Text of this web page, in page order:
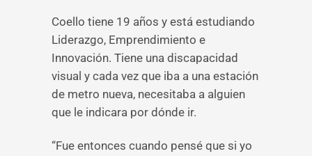
Coello tiene 19 años y está estudiando
Liderazgo, Emprendimiento e
Innovación. Tiene una discapacidad
visual y cada vez que iba a una estación
de metro nueva, necesitaba a alguien
que le indicara por dónde ir.
“Fue entonces cuando pensé que si yo